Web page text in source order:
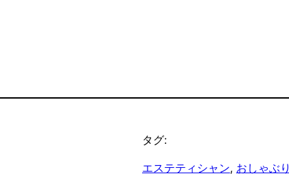
タグ:
エステティシャン, おしゃぶり